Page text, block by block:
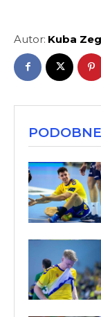
Autor: Kuba